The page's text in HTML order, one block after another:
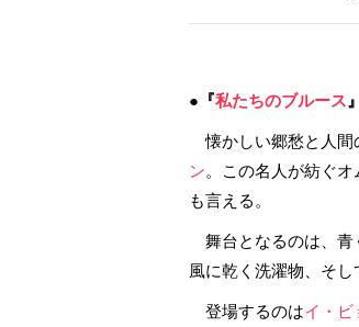
●『私たちのブルース
懐かしい郷愁と人間
ン。この名人が紡ぐ
も言える。
舞台となるのは、青
風に乾く洗濯物、そ
登場するのはイ・ビ